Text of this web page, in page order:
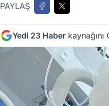
PAYLAŞ
Yedi 23 Haber